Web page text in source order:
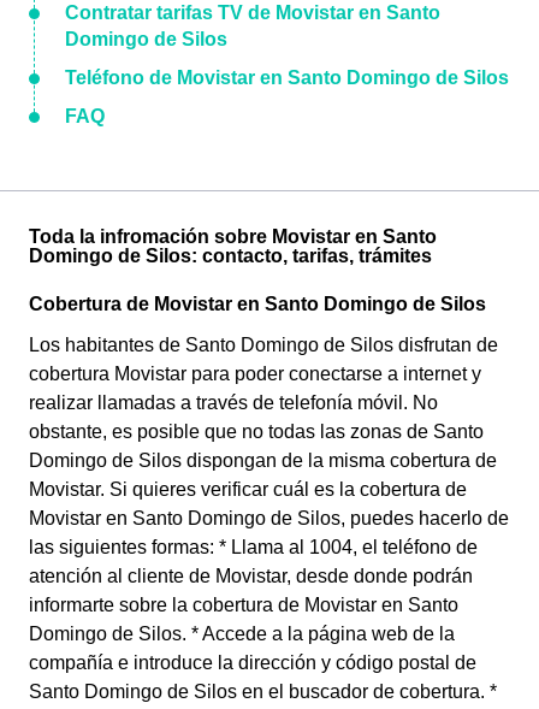
Contratar tarifas TV de Movistar en Santo
Domingo de Silos
Teléfono de Movistar en Santo Domingo de Silos
FAQ
Toda la infromación sobre Movistar en Santo
Domingo de Silos: contacto, tarifas, trámites
Cobertura de Movistar en Santo Domingo de Silos
Los habitantes de Santo Domingo de Silos disfrutan de
cobertura Movistar para poder conectarse a internet y
realizar llamadas a través de telefonía móvil. No
obstante, es posible que no todas las zonas de Santo
Domingo de Silos dispongan de la misma cobertura de
Movistar. Si quieres verificar cuál es la cobertura de
Movistar en Santo Domingo de Silos, puedes hacerlo de
las siguientes formas: * Llama al 1004, el teléfono de
atención al cliente de Movistar, desde donde podrán
informarte sobre la cobertura de Movistar en Santo
Domingo de Silos. * Accede a la página web de la
compañía e introduce la dirección y código postal de
Santo Domingo de Silos en el buscador de cobertura. *